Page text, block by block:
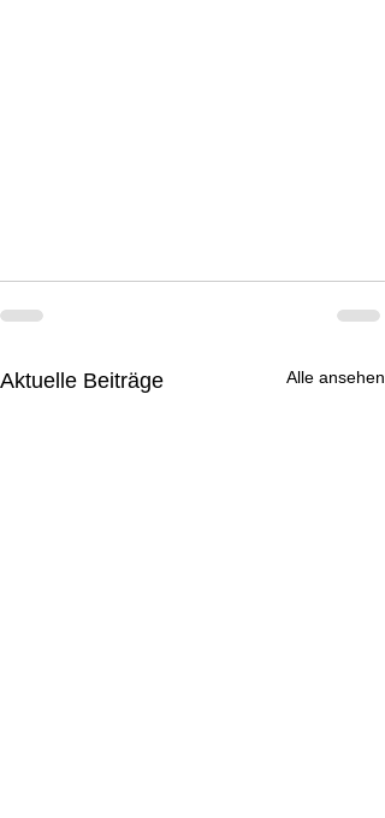
Aktuelle Beiträge Alle ansehen